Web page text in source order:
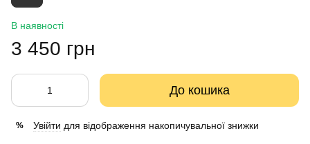
В наявності
3 450 грн
До кошика
% Увійти для відображення накопичувальної знижки